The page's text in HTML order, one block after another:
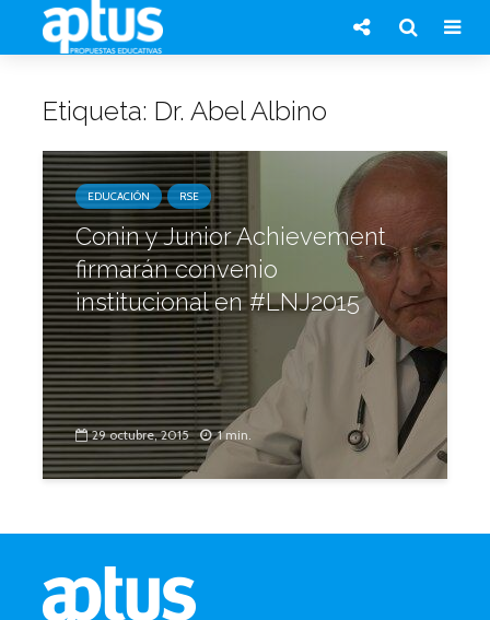
Etiqueta: Dr. Abel Albino
EDUCACIÓN RSE
Conin y Junior Achievement
firmarán convenio
institucional en #LNJ2015
29 octubre, 2015 1 min.